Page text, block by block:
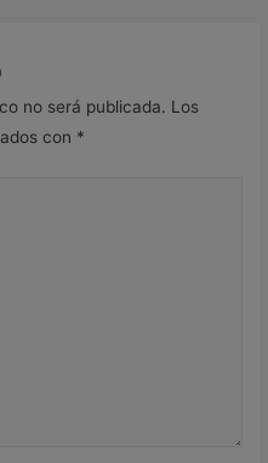
no será publicada. Los
con *